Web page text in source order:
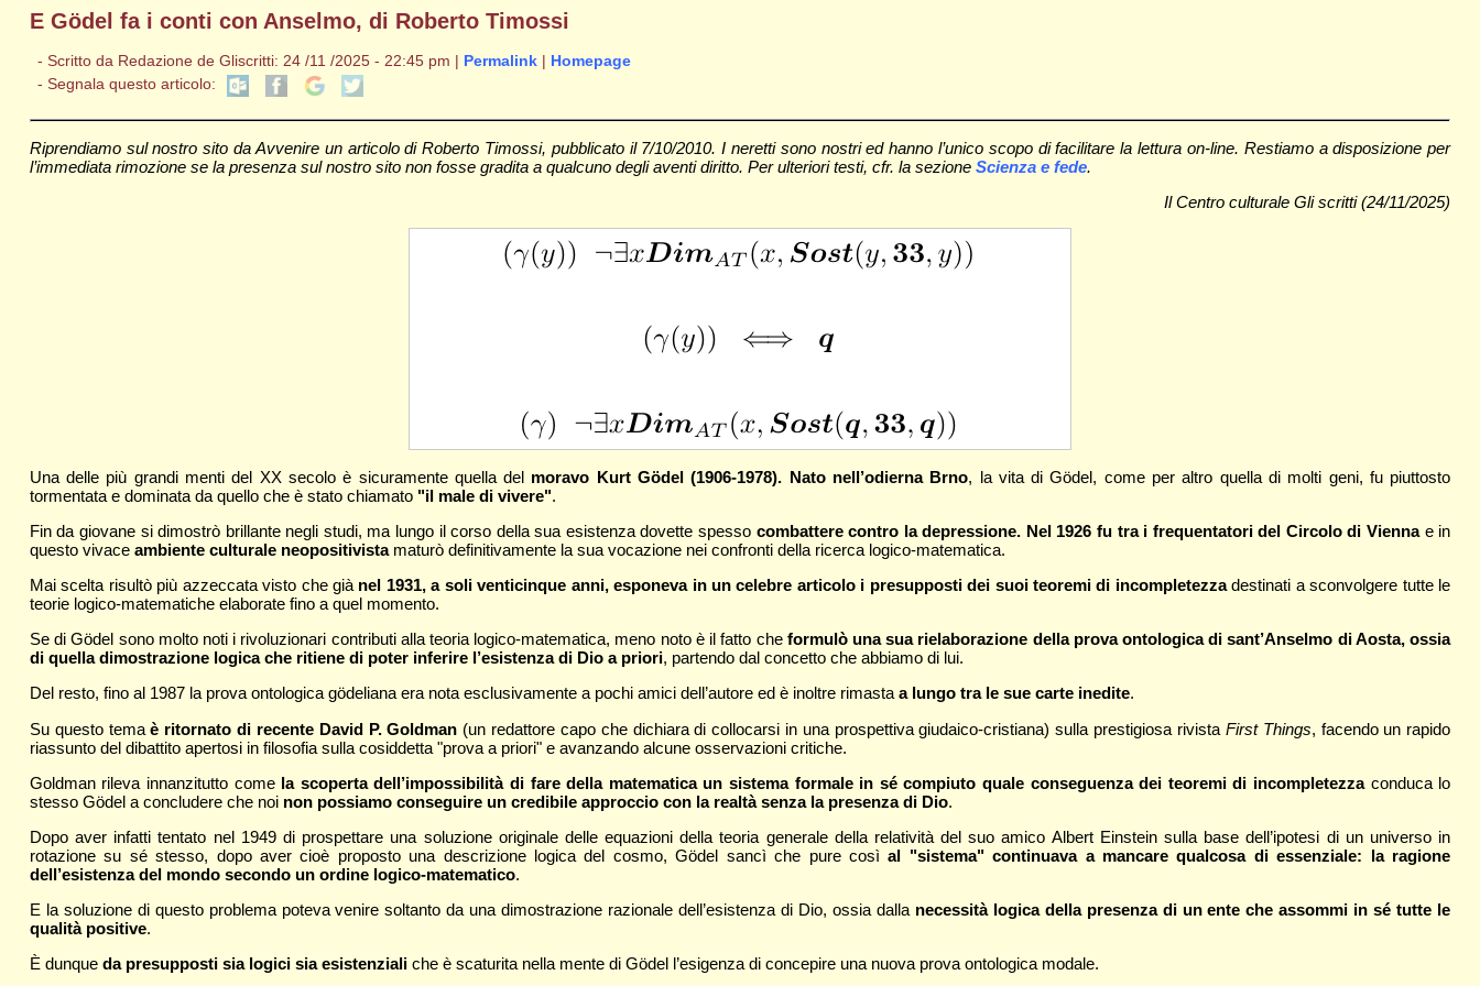
E Gödel fa i conti con Anselmo, di Roberto Timossi
- Scritto da Redazione de Gliscritti: 24 /11 /2025 - 22:45 pm | Permalink| Homepage
- Segnala questo articolo:
Riprendiamo sul nostro sito da Avvenire un articolo di Roberto Timossi, pubblicato il 7/10/2010. I neretti sono nostri ed hanno l’unico scopo di facilitare la lettura on-line. Restiamo a disposizione per
l’immediata rimozione se la presenza sul nostro sito non fosse gradita a qualcuno degli aventi diritto. Per ulteriori testi, cfr. la sezione Scienza e fede.
Il Centro culturale Gli scritti (24/11/2025)
Una delle più grandi menti del XX secolo è sicuramente quella del moravo Kurt Gödel (1906-1978). Nato nell’odierna Brno, la vita di Gödel, come per altro quella di molti geni, fu piuttosto
tormentata e dominata da quello che è stato chiamato "il male di vivere".
Fin da giovane si dimostrò brillante negli studi, ma lungo il corso della sua esistenza dovette spesso combattere contro la depressione. Nel 1926 fu tra i frequentatori del Circolo di Viennae in
questo vivace ambiente culturale neopositivistamaturò definitivamente la sua vocazione nei confronti della ricerca logico-matematica.
Mai scelta risultò più azzeccata visto che già nel 1931, a soli venticinque anni, esponeva in un celebre articolo i presupposti dei suoi teoremi di incompletezzadestinati a sconvolgere tutte le
teorie logico-matematiche elaborate fino a quel momento.
Se di Gödel sono molto noti i rivoluzionari contributi alla teoria logico-matematica, meno noto è il fatto che formulò una sua rielaborazione della prova ontologica di sant’Anselmo di Aosta, ossia
di quella dimostrazione logica che ritiene di poter inferire l’esistenza di Dio a priori, partendo dal concetto che abbiamo di lui.
Del resto, fino al 1987 la prova ontologica gödeliana era nota esclusivamente a pochi amici dell’autore ed è inoltre rimastaa lungo tra le sue carte inedite.
Su questo temaè ritornato di recente David P. Goldman (un redattore capo che dichiara di collocarsi in una prospettiva giudaico-cristiana) sulla prestigiosa rivista First Things, facendo un rapido
riassunto del dibattito apertosi in filosofia sulla cosiddetta "prova a priori" e avanzando alcune osservazioni critiche.
Goldman rileva innanzitutto come la scoperta dell’impossibilità di fare della matematica un sistema formale in sé compiuto quale conseguenza dei teoremi di incompletezzaconduca lo
stesso Gödel a concludere che noi non possiamo conseguire un credibile approccio con la realtà senza la presenza di Dio.
Dopo aver infatti tentato nel 1949 di prospettare una soluzione originale delle equazioni della teoria generale della relatività del suo amico Albert Einstein sulla base dell’ipotesi di un universo in
rotazione su sé stesso, dopo aver cioè proposto una descrizione logica del cosmo, Gödel sancì che pure cosìal "sistema" continuava a mancare qualcosa di essenziale: la ragione
dell’esistenza del mondo secondo un ordine logico-matematico.
E la soluzione di questo problema poteva venire soltanto da una dimostrazione razionale dell’esistenza di Dio, ossia dalla necessità logica della presenza di un ente che assommi in sé tutte le
qualità positive.
È dunque da presupposti sia logici sia esistenzialiche è scaturita nella mente di Gödel l’esigenza di concepire una nuova prova ontologica modale.